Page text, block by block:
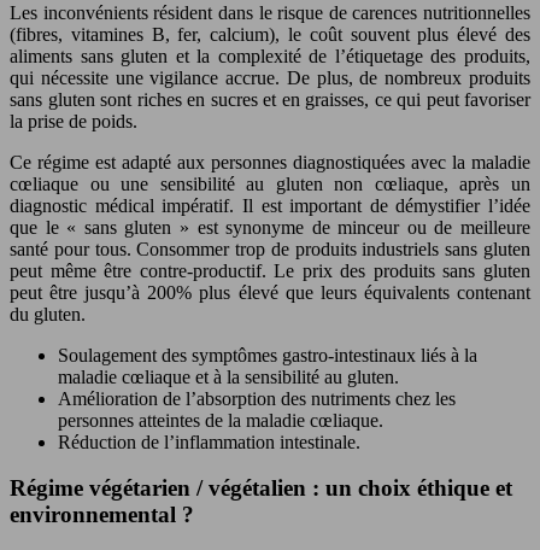
Les inconvénients résident dans le risque de carences nutritionnelles
(fibres, vitamines B, fer, calcium), le coût souvent plus élevé des
aliments sans gluten et la complexité de l’étiquetage des produits,
qui nécessite une vigilance accrue. De plus, de nombreux produits
sans gluten sont riches en sucres et en graisses, ce qui peut favoriser
la prise de poids.
Ce régime est adapté aux personnes diagnostiquées avec la maladie
cœliaque ou une sensibilité au gluten non cœliaque, après un
diagnostic médical impératif. Il est important de démystifier l’idée
que le « sans gluten » est synonyme de minceur ou de meilleure
santé pour tous. Consommer trop de produits industriels sans gluten
peut même être contre-productif. Le prix des produits sans gluten
peut être jusqu’à 200% plus élevé que leurs équivalents contenant
du gluten.
Soulagement des symptômes gastro-intestinaux liés à la
maladie cœliaque et à la sensibilité au gluten.
Amélioration de l’absorption des nutriments chez les
personnes atteintes de la maladie cœliaque.
Réduction de l’inflammation intestinale.
Régime végétarien / végétalien : un choix éthique et
environnemental ?